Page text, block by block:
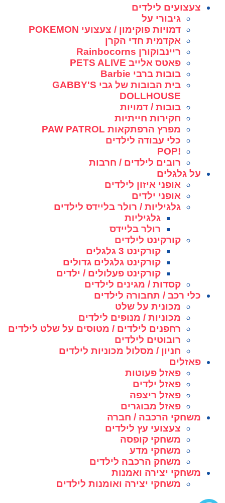
צעצועים לילדים
גיבורי על
דמויות פוקימון / צעצועי POKEMON
אקדמית חדי הקרן
ריינבוקורן Rainbocorns
פאטס אלייב PETS ALIVE
בובות ברבי Barbie
בית הבובות של גבי GABBY'S
DOLLHOUSE
בובות / דמויות
חקירות חייתיות
מפרץ הרפתקאות PAW PATROL
כלי עבודה לילדים
!POP
רובים לילדים / חרבות
על גלגלים
אופני איזון לילדים
אופני ילדים
גלגיליות / רולר בליידס לילדים
גלגיליות
רולר בליידס
קורקינט לילדים
קורקינט 3 גלגלים
קורקינט גלגלים גדולים
קורקינט פעלולים / ילדים
קסדות / מגינים לילדים
כלי רכב / תחבורה לילדים
מכונית על שלט
מכוניות / מנופים לילדים
רחפנים לילדים / מטוסים על שלט לילדים
רובוטים לילדים
חניון / מסלול מכוניות לילדים
פאזלים
פאזל פעוטות
פאזל ילדים
פאזל ריצפה
פאזל מבוגרים
משחקי הרכבה / חברה
צעצועי עץ לילדים
משחקי קופסה
משחקי מדע
משחק הרכבה לילדים
משחקי יצירה ואמנות
משחקי יצירה ואומנות לילדים